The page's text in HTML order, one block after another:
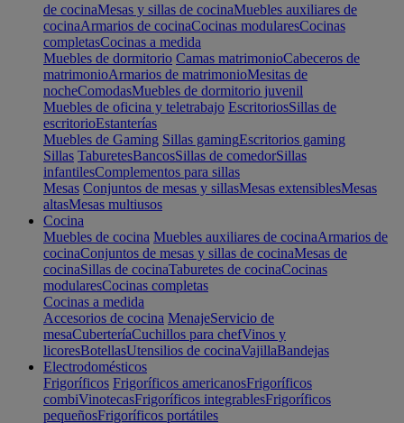
de cocinaMesas y sillas de cocinaMuebles auxiliares de
cocinaArmarios de cocinaCocinas modularesCocinas
completasCocinas a medida
Muebles de dormitorio Camas matrimonioCabeceros de
matrimonioArmarios de matrimonioMesitas de
nocheComodasMuebles de dormitorio juvenil
Muebles de oficina y teletrabajo EscritoriosSillas de
escritorioEstanterías
Muebles de Gaming Sillas gamingEscritorios gaming
Sillas TaburetesBancosSillas de comedorSillas
infantilesComplementos para sillas
Mesas Conjuntos de mesas y sillasMesas extensiblesMesas
altasMesas multiusos
Cocina
Muebles de cocina Muebles auxiliares de cocinaArmarios de
cocinaConjuntos de mesas y sillas de cocinaMesas de
cocinaSillas de cocinaTaburetes de cocinaCocinas
modularesCocinas completas
Cocinas a medida
Accesorios de cocina MenajeServicio de
mesaCuberteríaCuchillos para chefVinos y
licoresBotellasUtensilios de cocinaVajillaBandejas
Electrodomésticos
Frigoríficos Frigoríficos americanosFrigoríficos
combiVinotecasFrigoríficos integrablesFrigoríficos
pequeñosFrigoríficos portátiles